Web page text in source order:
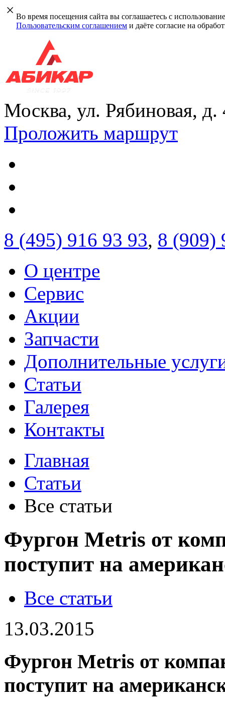
Во время посещения сайта вы соглашаетесь с
Пользовательским соглашением и даёте согласие на
Москва, ул. Рябиновая, д.
Проложить маршрут
8 (495) 916 93 93, 8 (909)
О центре
Сервис
Акции
Запчасти
Дополнительные
Статьи
Галерея
Контакты
Главная
Статьи
Все статьи
Фургон Metris от
поступит на
Все статьи
13.03.2015
Фургон Metris от
поступит на